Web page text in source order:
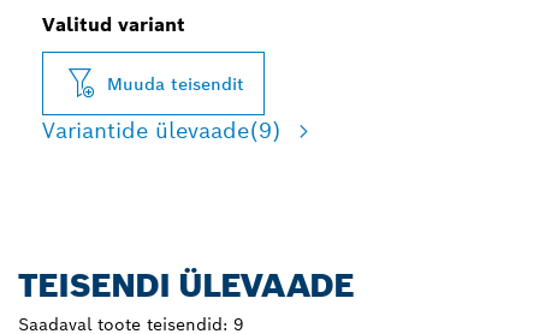
Valitud variant
Muuda teisendit
Variantide ülevaade(9)
TEISENDI ÜLEVAADE
Saadaval toote teisendid: 9